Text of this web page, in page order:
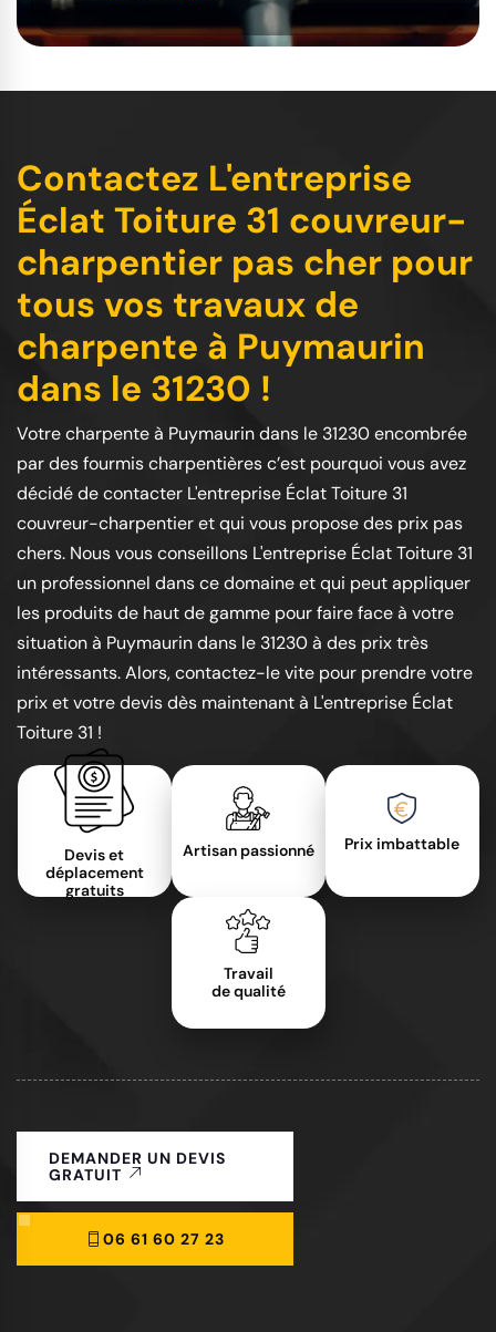
Contactez L'entreprise
Éclat Toiture 31 couvreur-
charpentier pas cher pour
tous vos travaux de
charpente à Puymaurin
dans le 31230 !
Votre charpente à Puymaurin dans le 31230 encombrée
par des fourmis charpentières c’est pourquoi vous avez
décidé de contacter L'entreprise Éclat Toiture 31
couvreur-charpentier et qui vous propose des prix pas
chers. Nous vous conseillons L'entreprise Éclat Toiture 31
un professionnel dans ce domaine et qui peut appliquer
les produits de haut de gamme pour faire face à votre
situation à Puymaurin dans le 31230 à des prix très
intéressants. Alors, contactez-le vite pour prendre votre
prix et votre devis dès maintenant à L'entreprise Éclat
Toiture 31 !
Devis et
déplacement
gratuits
Artisan passionné Prix imbattable
Travail
de qualité
DEMANDER UN DEVIS
GRATUIT
06 61 60 27 23